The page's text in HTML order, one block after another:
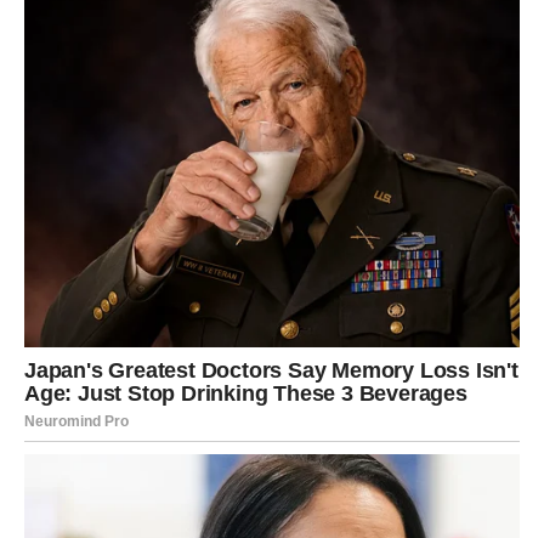
Vaga danas može dobiti poruku koja donosi radost, jer
neko misli na tebe više nego što pokazuje.
Za zauzete – lepi trenuci i pažnja.
Za slobodne – flert koji može prerasti u nešto više.
ŠKORPIJA – STRAST I ISTINA
Škorpija danas ulazi u intenzivan emotivni dan, jer dolazi
do izražaja sve ono što je bilo potisnuto.
Za zauzete – strast, ali i iskren razgovor.
Za slobodne – jaka hemija sa nekim novim.
STRELAC – LJUBAVNA SREĆA